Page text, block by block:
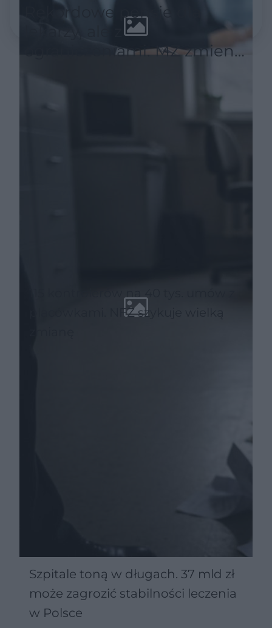
Rekordowe pensje dla
ograniczeniami. MZ zmienia
placówkami. NFZ szykuje wielką
Szpitale toną w długach. 37 mld zł
może zagrozić stabilności leczenia
w Polsce